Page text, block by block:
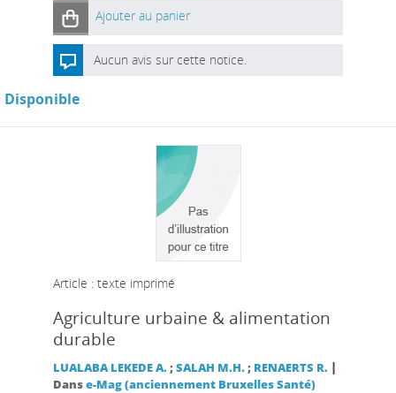
Ajouter au panier
Aucun avis sur cette notice.
Disponible
Article : texte imprimé
Agriculture urbaine & alimentation
durable
LUALABA LEKEDE A.;SALAH M.H.; RENAERTS R. |
Danse-Mag (anciennement Bruxelles Santé)